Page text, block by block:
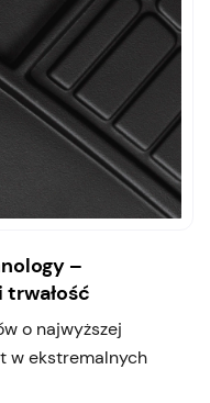
–
o najwyższej
w ekstremalnych